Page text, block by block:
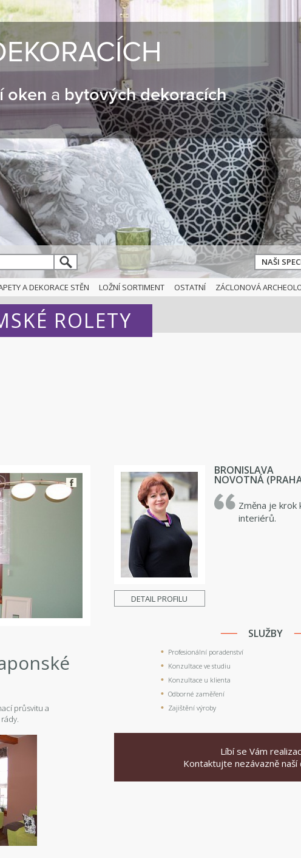
oken a bytových dekoracích
NAŠI
A DEKORACE STĚN LOŽNÍ SORTIMENT OSTATNÍ ZÁCLONOVÁ
ROLETY
průsvitu a
DETAIL PROFILU
BRONISLAVA
NOVOTNÁ
Změna je krok
interiérů.
SLUŽBY
Profesionální poradenství
Konzultace ve studiu
Konzultace u klienta
Odborné zaměření
Zajištění výroby
Líbí se Vám
Kontaktujte nezávazně naší